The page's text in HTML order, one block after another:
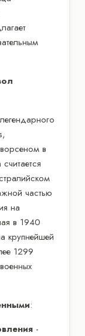
в
частью
на
в 1940
крупнейшей
1299
:
-